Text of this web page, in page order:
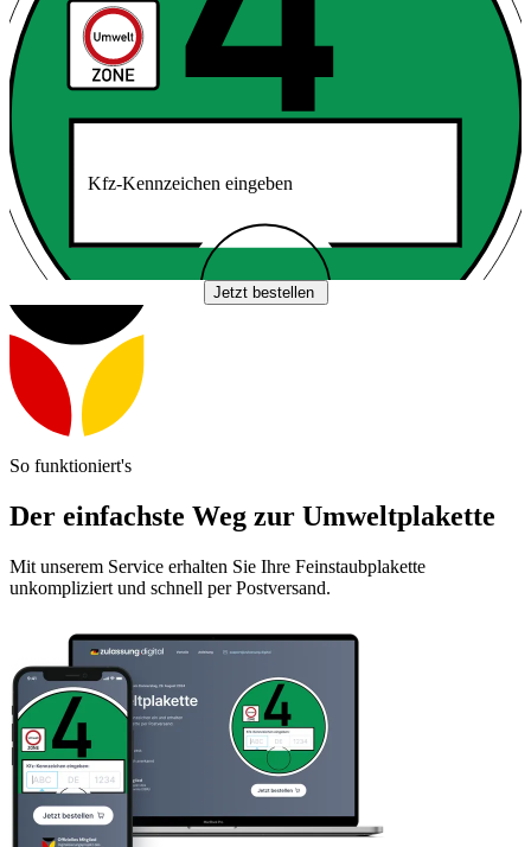
Kfz-Kennzeichen eingeben
Jetzt bestellen
So funktioniert's
Der einfachste Weg zur Umweltplakette
Mit unserem Service erhalten Sie Ihre Feinstaubplakette
unkompliziert und schnell per Postversand.